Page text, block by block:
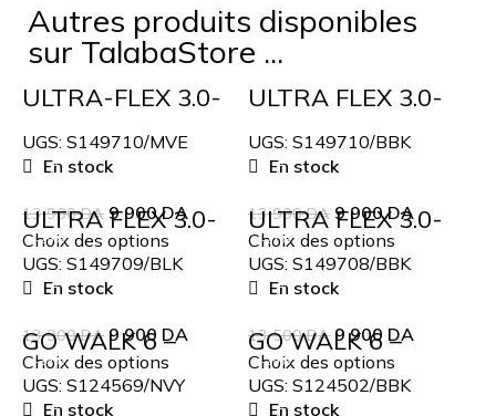
Autres produits disponibles
sur TalabaStore ...
ULTRA-FLEX 3.0-
BRILLIANT PATH-
SKECHERS
UGS: S149710/MVE
En stock
13 900DA 9 900DA
Choix des options
ULTRA FLEX 3.0-
BRILLIANT PATH-
SKECHERS
UGS: S149710/BBK
En stock
13 900DA 9 900DA
Choix des options
-29%
ULTRA FLEX 3.0-
SMOOTH STEP
UGS: S149709/BLK
En stock
13 900DA 9 900 DA
Choix des options
-27%
ULTRA FLEX 3.0-
COZY STREAK-
SKECHERS
UGS: S149708/BBK
En stock
13 500DA 9 900 DA
Choix des options
-34%
GO WALK 6 –
FABULOUS VIEW-
SKECHERS
UGS: S124569/NVY
En stock
-29%
GO WALK 6 –
SKECHERS
UGS: S124502/BBK
En stock